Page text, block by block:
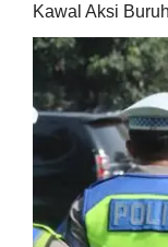
Kawal Aksi